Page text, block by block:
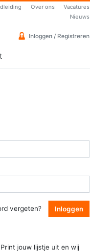
Over ons
Vacatures
Nieuws
Inloggen / Registreren
vergeten? Inloggen
jouw lijstje uit en wij